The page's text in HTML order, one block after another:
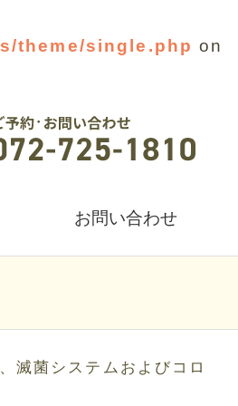
theme/single.php on
お問い合わせ
滅菌システムおよびコロ